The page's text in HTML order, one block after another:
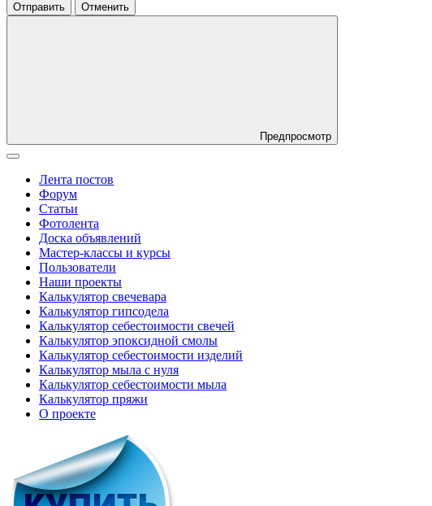
Отправить Отменить
Предпросмотр
Лента постов
Форум
Статьи
Фотолента
Доска объявлений
Мастер-классы и курсы
Пользователи
Наши проекты
Калькулятор свечевара
Калькулятор гипсодела
Калькулятор себестоимости свечей
Калькулятор эпоксидной смолы
Калькулятор себестоимости изделий
Калькулятор мыла с нуля
Калькулятор себестоимости мыла
Калькулятор пряжи
О проекте